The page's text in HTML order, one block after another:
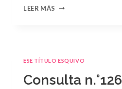
LEER MÁS CONSULTA
ESE TÍTULO ESQUIVO
Consulta n.°126